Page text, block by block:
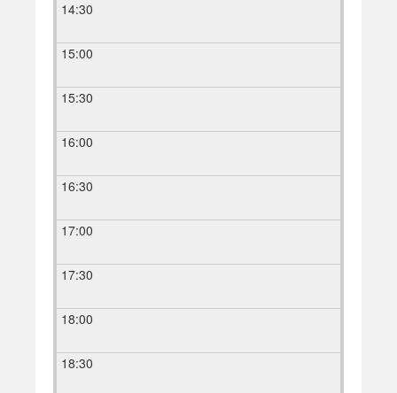
14:30
15:00
15:30
16:00
16:30
17:00
17:30
18:00
18:30